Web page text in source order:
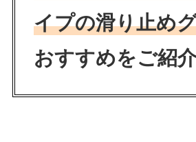
イプの滑り止め
おすすめをご紹